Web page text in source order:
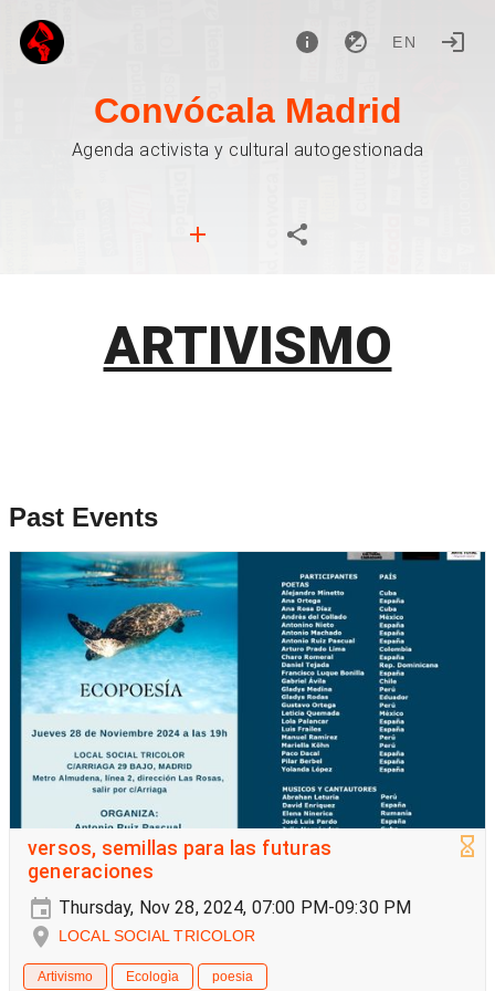
EN
Convócala Madrid
Agenda activista y cultural autogestionada
ARTIVISMO
Past Events
versos, semillas para las futuras
generaciones
Thursday, Nov 28, 2024, 07:00 PM-09:30 PM
LOCAL SOCIAL TRICOLOR
Artivismo Ecologìa poesia